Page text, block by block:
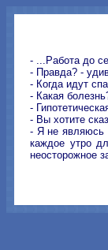
- ...Работа до
- Правда? -
- Когда идут
- Какая
-
- Вы хотите
- Я не являюсь
каждое утро
неосторожное